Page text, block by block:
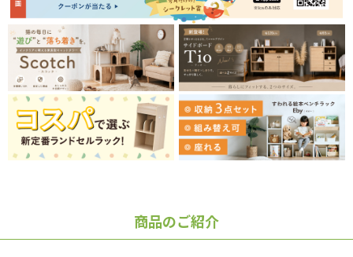
商品のご紹介